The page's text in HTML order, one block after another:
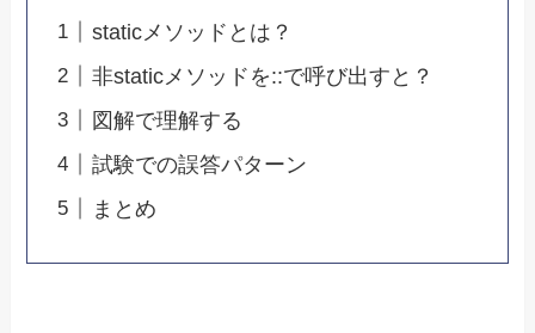
staticメソッドとは？
非staticメソッドを::で呼び出すと？
図解で理解する
試験での誤答パターン
まとめ